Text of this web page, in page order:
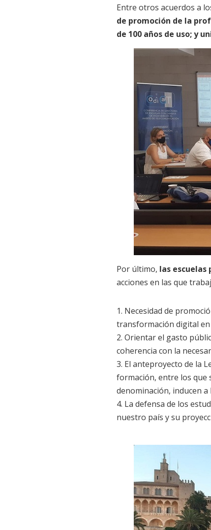
Entre otros acuerdos a
de promoción de la
de 100 años de uso; y
Por último, las escuelas
acciones en las que
1. Necesidad de
transformación digital en
2. Orientar el gasto
coherencia con la
3. El anteproyecto de la
formación, entre los que
denominación, inducen
4. La defensa de los
nuestro país y su